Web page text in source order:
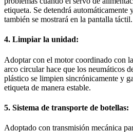
etiqueta. Se detendrá automáticamente
también se mostrará en la pantalla táctil.
4. Limpiar la unidad:
Adoptar con el motor coordinado con
arco circular hace que los neumáticos
plástico se limpien sincrónicamente y
etiqueta de manera estable.
5. Sistema de transporte de botellas:
Adoptado con transmisión mecánica